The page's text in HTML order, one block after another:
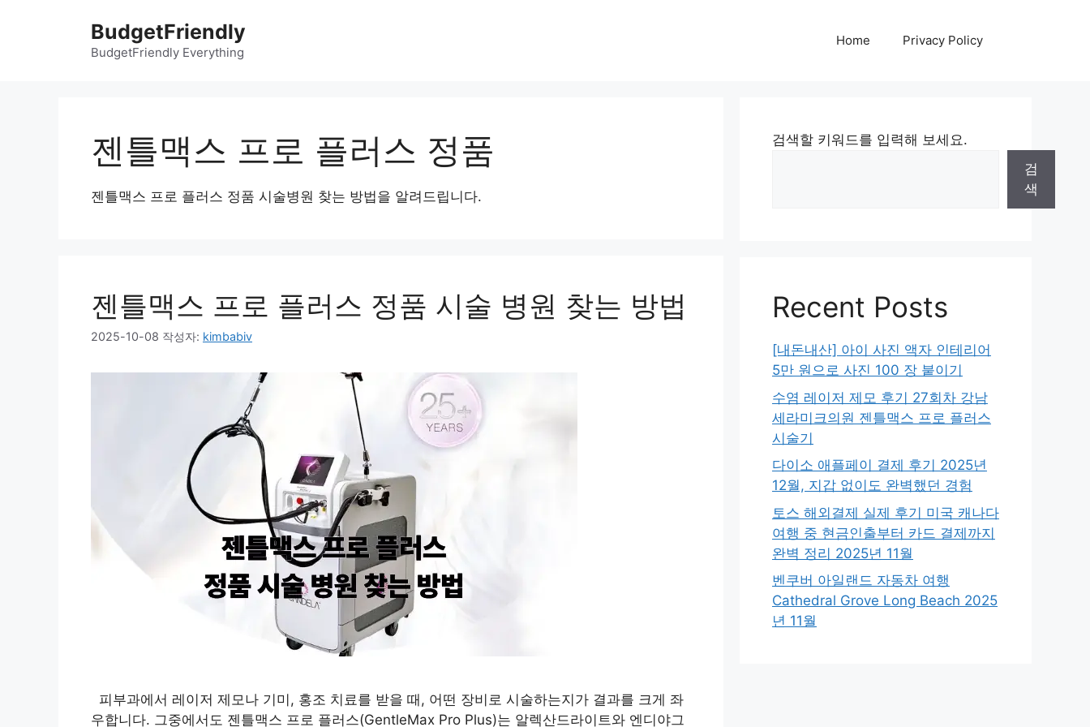
BudgetFriendly
BudgetFriendly Everything
Home Privacy Policy
젠틀맥스 프로 플러스 정품
젠틀맥스 프로 플러스 정품 시술병원 찾는 방법을 알려드립니다.
젠틀맥스 프로 플러스 정품 시술 병원 찾는 방법
2025-10-08 작성자: kimbabiv
피부과에서 레이저 제모나 기미, 홍조 치료를 받을 때, 어떤 장비로 시술하는지가 결과를 크게 좌
우합니다. 그중에서도 젠틀맥스 프로 플러스(GentleMax Pro Plus)는 알렉산드라이트와 엔디야그
검색할 키워드를 입력해 보세요.
검
색
Recent Posts
[내돈내산] 아이 사진 액자 인테리어
5만 원으로 사진 100 장 붙이기
수염 레이저 제모 후기 27회차 강남
세라미크의원 젠틀맥스 프로 플러스
시술기
다이소 애플페이 결제 후기 2025년
12월, 지갑 없이도 완벽했던 경험
토스 해외결제 실제 후기 미국 캐나다
여행 중 현금인출부터 카드 결제까지
완벽 정리 2025년 11월
벤쿠버 아일랜드 자동차 여행
Cathedral Grove Long Beach 2025
년 11월